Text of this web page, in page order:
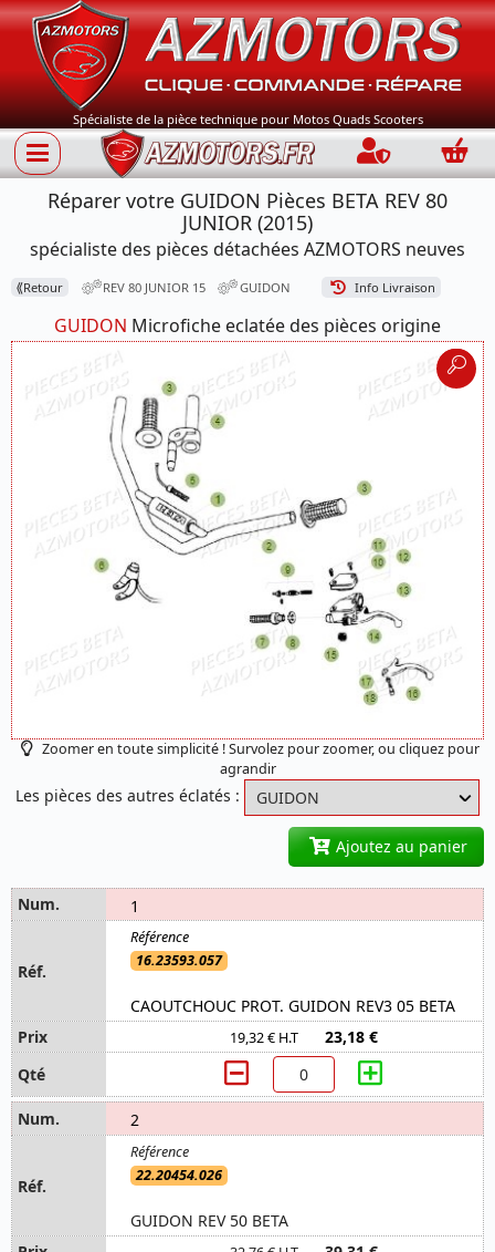
Spécialiste de la pièce technique pour Motos Quads Scooters
Connection
Réparer votre GUIDON Pièces BETA REV 80
JUNIOR (2015)
spécialiste des pièces détachées AZMOTORS neuves
⟪Retour REV 80 JUNIOR 15 GUIDON Info Livraison
GUIDON Microfiche eclatée des pièces origine
Zoomer en toute simplicité ! Survolez pour zoomer, ou cliquez pour
agrandir
Les pièces des autres éclatés :
Ajoutez au panier
1
16.23593.057
CAOUTCHOUC PROT. GUIDON REV3 05 BETA
19,32 € H.T 23,18 €
2
22.20454.026
GUIDON REV 50 BETA